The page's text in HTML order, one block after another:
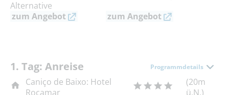
Alternative
zum Angebot
zum Angebot
1. Tag: Anreise Programmdetails
Caniço de Baixo: Hotel
Rocamar
(20m
ü.N.)